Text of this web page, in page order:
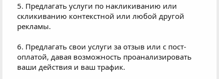
5. Предлагать услуги по накликиванию или
скликиванию контекстной или любой другой
рекламы.​
6. Предлагать свои услуги за отзыв или с пост-
оплатой, давая возможность проанализировать
ваши действия и ваш трафик.​